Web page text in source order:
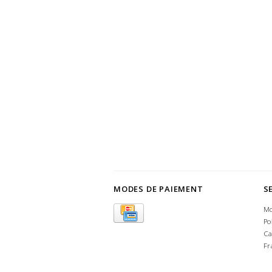
MODES DE PAIEMENT